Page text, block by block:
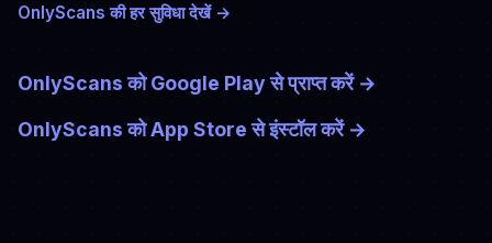
OnlyScans की हर सुविधा देखें→
OnlyScans को Google Play से प्राप्त करें→
OnlyScans को App Store से इंस्टॉल करें→